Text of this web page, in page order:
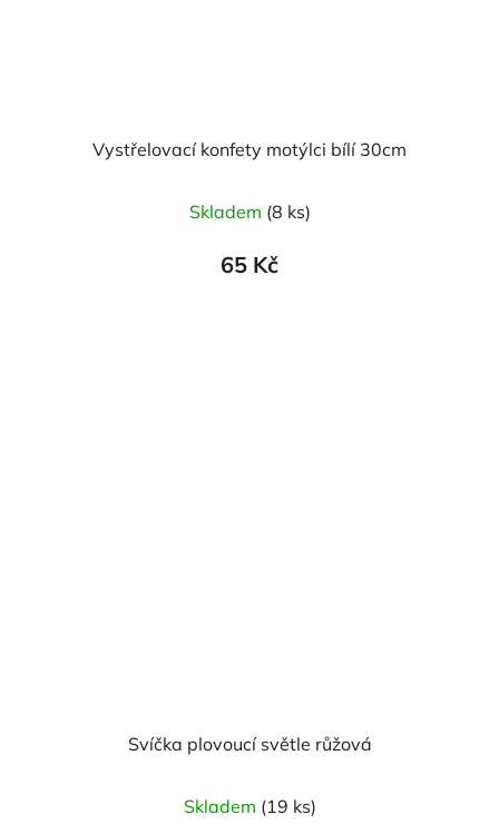
Vystřelovací konfety motýlci bílí 30cm
Skladem (8 ks)
65 Kč
Svíčka plovoucí světle růžová
hodnocení
Skladem (19 ks)